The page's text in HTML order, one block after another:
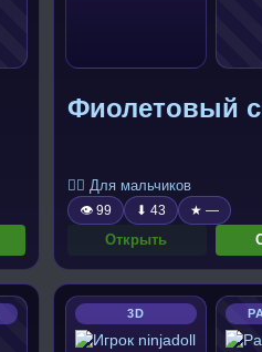
Фиолетовый
🧍‍♂️ Для мальчиков
👁 99 ⬇ 43 ★ —
Открыть
3D